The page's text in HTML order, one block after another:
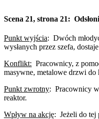
Scena 21, strona 21:
Punkt wyjścia: Dwóch
wysłanych przez szefa,
Konflikt: Pracownicy, z
masywne, metalowe drzwi do
Punkt zwrotny: Pracownicy
reaktor.
Wpływ na akcję: Jeżeli do tej